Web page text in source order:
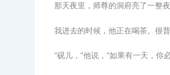
那天夜里，师尊的洞府亮了一整
我进去的时候，他正在喝茶。很
“砚儿，”他说，“如果有一天，你